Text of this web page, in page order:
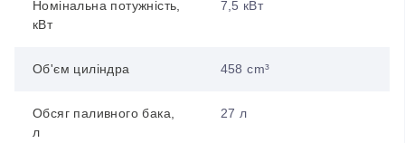
Номінальна потужність,
кВт
7,5 кВт
Об'єм циліндра 458 cm³
Обсяг паливного бака,
л
27 л